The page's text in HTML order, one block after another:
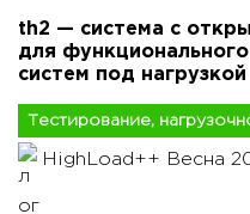
th2 — cистема с
для
систем под нагрузкой
Тестирование,
HighLoad++ Весна